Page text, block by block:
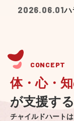
2026.06.01ハ
CONCEPT
体・心・
が支援する
チャイルドハートは